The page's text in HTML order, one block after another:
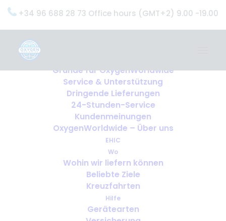
+34 96 688 28 73 Office hours (GMT+2) 9.00 -19.00
Gründe für OxygenWorldwide
Service & Unterstützung
Dringende Lieferungen
24-Stunden-Service
Kundenmeinungen
OxygenWorldwide – Über uns
EHIC
Wo
Wohin wir liefern können
Beliebte Ziele
Kreuzfahrten
Hilfe
Gerätearten